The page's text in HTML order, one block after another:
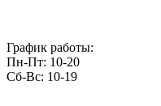
График работы:
Пн-Пт: 10-20
Сб-Вс: 10-19